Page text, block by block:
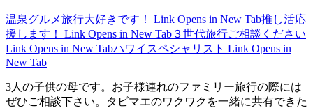
温泉グルメ旅行大好きです！ Link Opens in New Tab推し活応
援します！
Link Opens in New Tab ３世代旅行ご相談ください
Link Opens in New Tabハワイスペシャリスト Link Opens in
New Tab
3人の子供の母です。お子様連れのファミリー旅行の際には
ぜひご相談下さい。タビマエのワクワクを一緒に共有できた